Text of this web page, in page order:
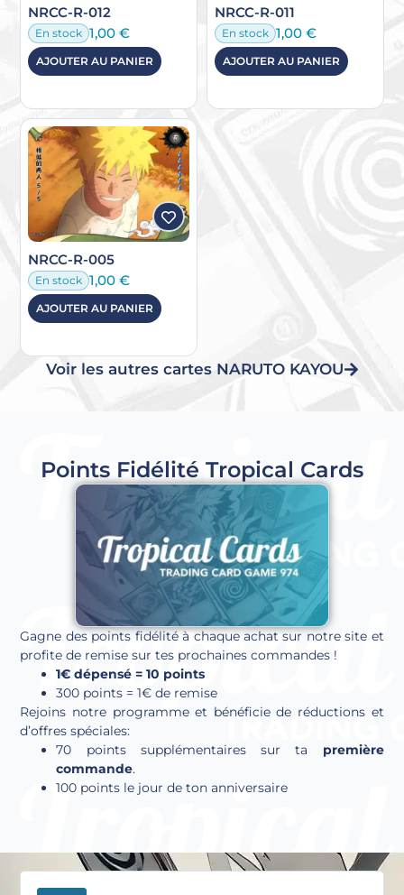
NRCC-R-012
En stock 1,00€
AJOUTER AU PANIER
NRCC-R-011
En stock 1,00 €
AJOUTER AU PANIER
NRCC-R-005
En stock 1,00€
AJOUTER AU PANIER
Voir les autres cartes NARUTO KAYOU
Points Fidélité Tropical Cards
Gagne des points fidélité à chaque achat sur notre site et
profite de remise sur tes prochaines commandes !
1€ dépensé = 10 points
300 points = 1€ de remise
Rejoins notre programme et bénéficie de réductions et
d’offres spéciales:
70 points supplémentaires sur ta première
commande.
100 points le jour de ton anniversaire